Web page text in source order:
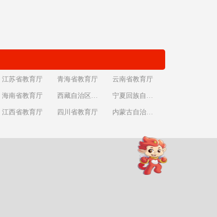
江苏省教育厅 青海省教育厅 云南省教育厅
海南省教育厅 西藏自治区教育厅 宁夏回族自治区教育厅
江西省教育厅 四川省教育厅 内蒙古自治区教育厅